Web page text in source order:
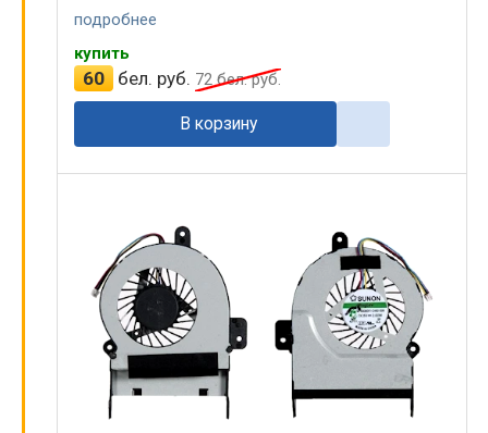
подробнее
купить
60 бел. руб. 72бел. руб.
В корзину
Батареи
Клавиатуры
Зарядные
Микросхемы
Гравировка
2004-2026. Все права защищены.
Оказание услуг
ЧУП ЦарикС
УНП 190929577
Минск, ул. Чичерина, 21, офис 1А
+375 17 324-94-99
+375 29 334-94-99
shop.pk.by@gmail.com
27.566109